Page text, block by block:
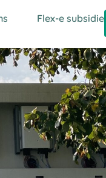
Flex-e subsidie